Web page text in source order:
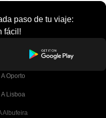
paso de tu viaje:
fácil!
Oporto
Lisboa
Albufeira